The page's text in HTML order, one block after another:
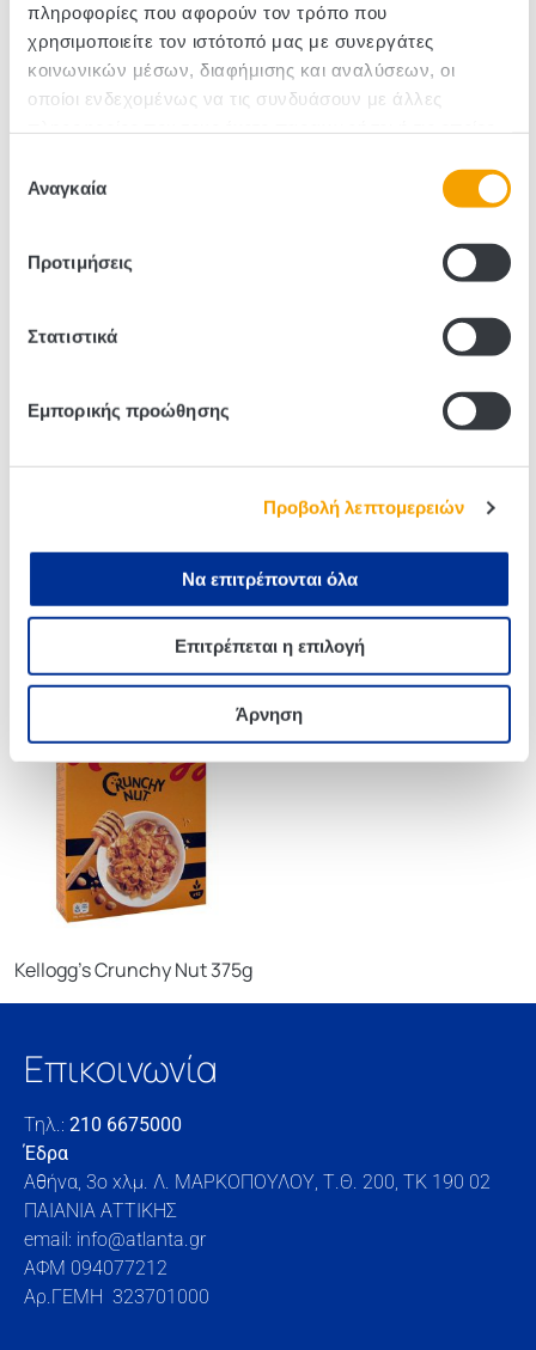
πληροφορίες που αφορούν τον τρόπο που
χρησιμοποιείτε τον ιστότοπό μας με συνεργάτες
κοινωνικών μέσων, διαφήμισης και αναλύσεων, οι
οποίοι ενδεχομένως να τις συνδυάσουν με άλλες
των υπηρεσιών τους.
συγκατάθεσης
Αναγκαία
Προτιμήσεις
Στατιστικά
Εμπορικής προώθησης
Προβολή λεπτομερειών
Να επιτρέπονται όλα
Επιτρέπεται η επιλογή
Άρνηση
Σοκολάτα & Ξηροί Καρποί
450g
Kellogg’s Special K Juicy
Red Berry bar 6×21,5g
Kellogg’s Crunchy Nut 375g
Επικοινωνία
Τηλ.: 210 6675000
Έδρα
Αθήνα, 3o xλμ. Λ. ΜΑΡΚΟΠΟΥΛΟΥ, Τ.Θ. 200, TK 190 02
ΠΑΙΑΝΙΑ ΑΤΤΙΚΗΣ
email: info@atlanta.gr
ΑΦΜ 094077212
Αρ.ΓΕΜΗ 323701000